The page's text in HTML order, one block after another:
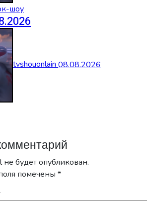
шоу
tvshouonlain08.08.2026
будет опубликован.
помечены *